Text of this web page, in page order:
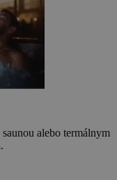
alebo termálnym